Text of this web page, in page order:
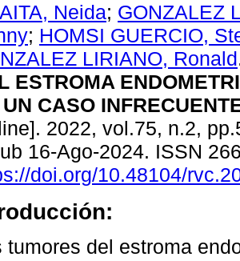
Neida; GONZALEZ
; HOMSI GUERCIO,
LIRIANO, Ronald
ESTROMA
CASO
2022, vol.75, n.2,
16-Ago-2024. ISSN
doi.org/10.48104/
tumores del estroma